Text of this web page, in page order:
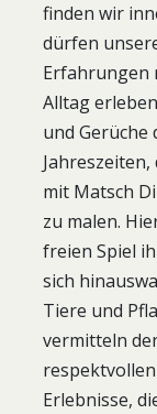
finden wir
dürfen
Erfahrungen
Alltag
und Gerüche
mit Matsch
zu malen.
freien Spiel
sich
Tiere und
vermitteln
Erlebnisse,